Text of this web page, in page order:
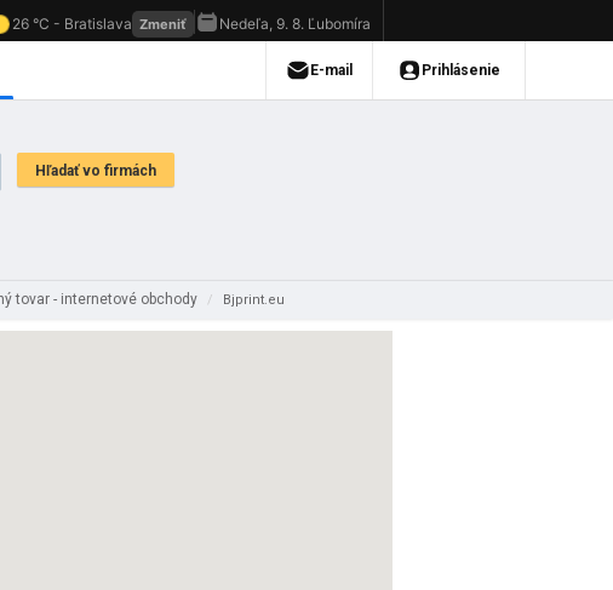
tovar - internetové obchody / Bjprint.eu